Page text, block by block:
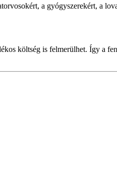
a gyógyszerekért, a
költség is felmerülhet. Így a